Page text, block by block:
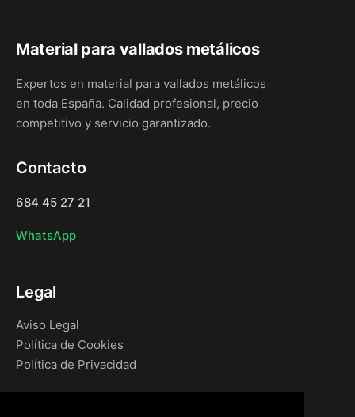
Material para vallados metálicos
Expertos en material para vallados metálicos
en toda España. Calidad profesional, precio
competitivo y servicio garantizado.
Contacto
684 45 27 21
WhatsApp
Legal
Aviso Legal
Política de Cookies
Política de Privacidad